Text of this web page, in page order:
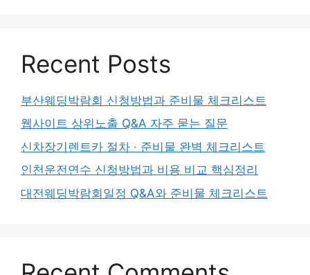
Recent Posts
부산웨딩박람회 신청방법과 준비물 체크리스트
웹사이트 상위노출 Q&A 자주 묻는 질문
신차장기렌트카 절차 · 준비물 완벽 체크리스트
인천운전연수 신청방법과 비용 비교 핵심정리
대전웨딩박람회일정 Q&A와 준비물 체크리스트